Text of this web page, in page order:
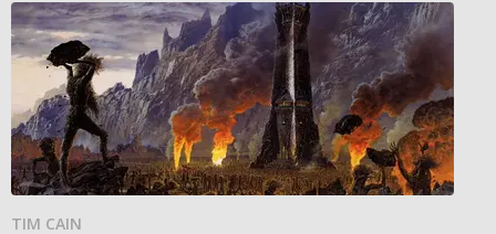
TIM CAIN